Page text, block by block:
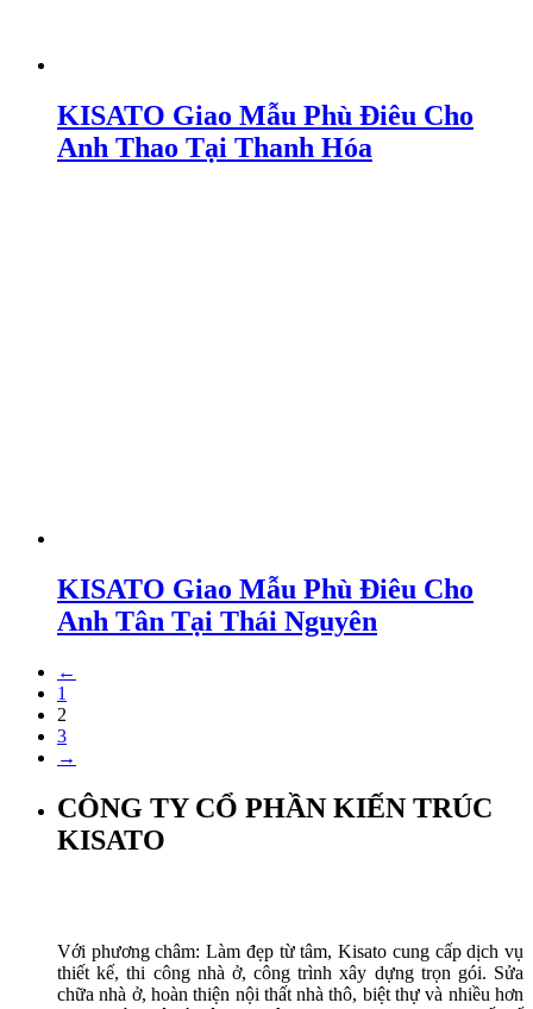
KISATO Giao Mẫu Phù Điêu Cho
Anh Thao Tại Thanh Hóa
KISATO Giao Mẫu Phù Điêu Cho
Anh Tân Tại Thái Nguyên
←
1
2
3
→
CÔNG TY CỔ PHẦN KIẾN TRÚC
KISATO
Với phương châm: Làm đẹp từ tâm, Kisato cung cấp dịch vụ
thiết kế, thi công nhà ở, công trình xây dựng trọn gói. Sửa
chữa nhà ở, hoàn thiện nội thất nhà thô, biệt thự và nhiều hơn